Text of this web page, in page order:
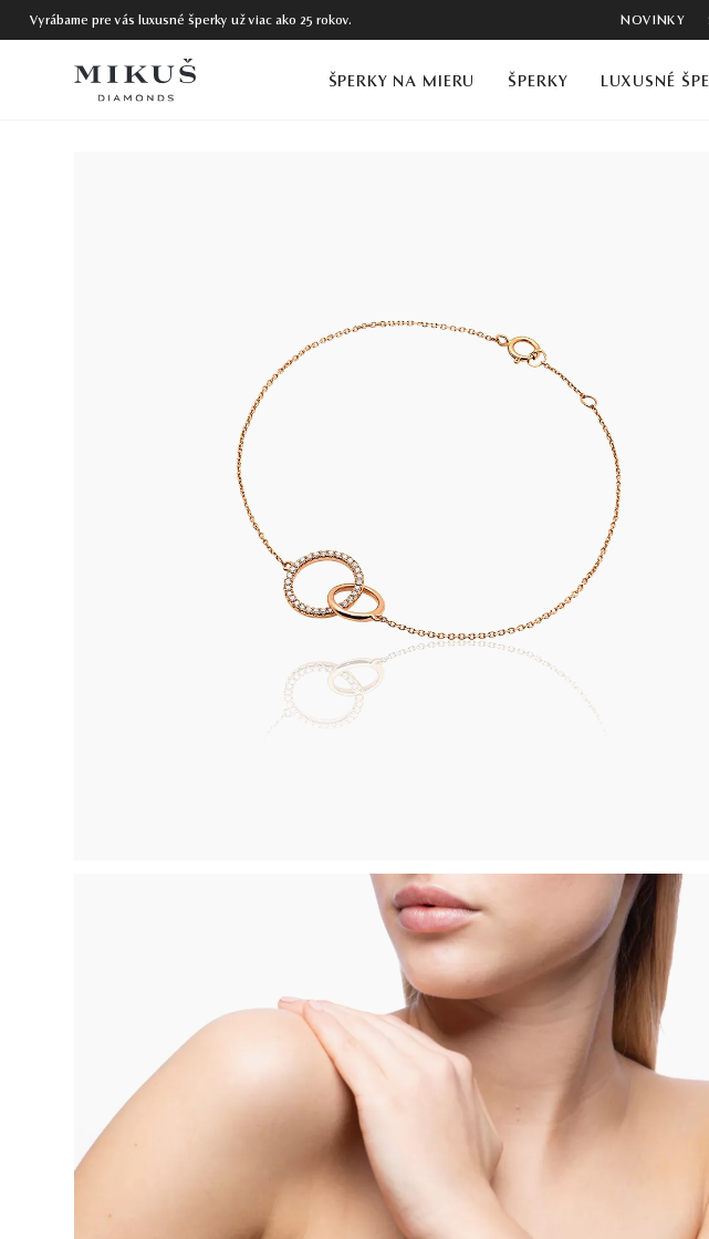
Vyrábame pre vás luxusné šperky už viac ako 25 rokov. NOVINKY
ŠPERKY NA MIERU ŠPERKY LUXUSNÉ